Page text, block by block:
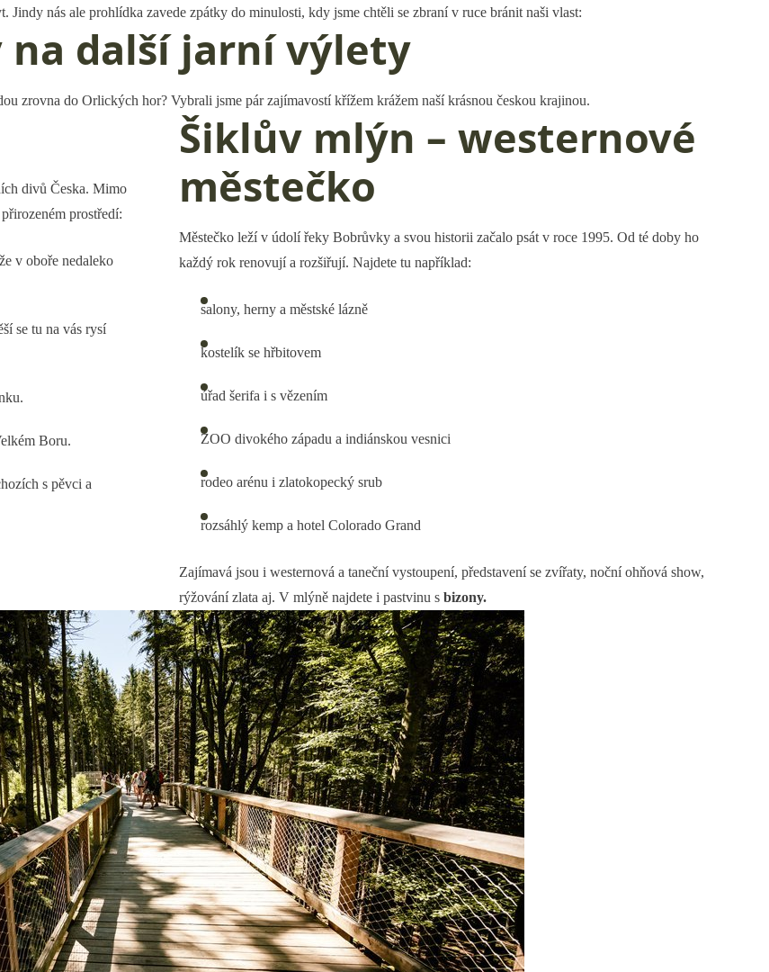
nás ale prohlídka zavede zpátky do minulosti, kdy jsme chtěli se zbraní v ruce bránit naši vlast:
na další jarní výlety
zrovna do Orlických hor? Vybrali jsme pár zajímavostí křížem krážem naší krásnou českou krajinou.
divů Česka. Mimo
prostředí:
v oboře nedaleko
se tu na vás rysí
Boru.
s pěvci a
Šiklův mlýn – westernové
městečko
Městečko leží v údolí řeky Bobrůvky a svou historii začalo psát v roce 1995. Od té doby ho
každý rok renovují a rozšiřují. Najdete tu například:
salony, herny a městské lázně
kostelík se hřbitovem
úřad šerifa i s vězením
ZOO divokého západu a indiánskou vesnici
rodeo arénu i zlatokopecký srub
rozsáhlý kemp a hotel Colorado Grand
Zajímavá jsou i westernová a taneční vystoupení, představení se zvířaty, noční ohňová show,
rýžování zlata aj. V mlýně najdete i pastvinu s bizony.